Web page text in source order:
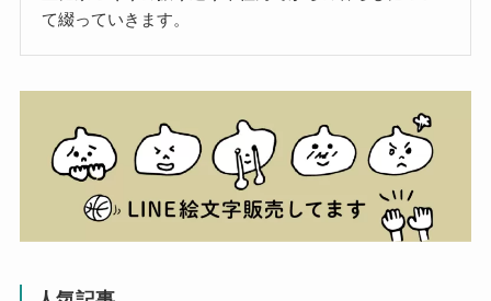
て綴っていきます。